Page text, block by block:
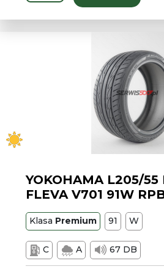
YOKOHAMA L205/55
FLEVA V701 91W
Klasa Premium 91 W
C A 67 DB